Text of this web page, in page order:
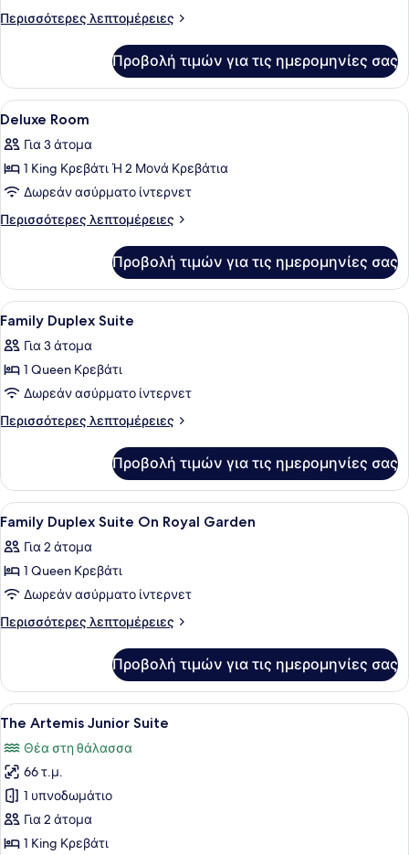
Garden
Περισσότερες λεπτομέρειες
Περισσότερες
Suite
on
Royal
Προβολή τιμών για τις ημερομηνίες σας
Προβολή
όλων
των
φωτογραφιών
για
Deluxe
Υποαλλεργικά
2
Deluxe Room
Για 3 άτομα
1 King Κρεβάτι Ή 2 Μονά Κρεβάτια
Δωρεάν ασύρματο ίντερνετ
Περισσότερες λεπτομέρειες
Περισσότερες
Room
Προβολή τιμών για τις ημερομηνίες σας
Προβολή
όλων
των
φωτογραφιών
για
Family
Υποαλλεργικά
3
Family Duplex Suite
Για 3 άτομα
1 Queen Κρεβάτι
Δωρεάν ασύρματο ίντερνετ
Περισσότερες λεπτομέρειες
Περισσότερες
Duplex
Suite
Προβολή τιμών για τις ημερομηνίες σας
Προβολή
όλων
των
φωτογραφιών
για
Family
On
Royal
Garden
Υποαλλεργικά
3
Family Duplex Suite On Royal Garden
Για 2 άτομα
1 Queen Κρεβάτι
Δωρεάν ασύρματο ίντερνετ
Περισσότερες λεπτομέρειες
Περισσότερες
Duplex
Suite
On
Garden
Προβολή τιμών για τις ημερομηνίες σας
Προβολή
όλων
των
φωτογραφιών
για
The
Artemis
Ένα δωμάτιο ξενοδοχείου με
4
The Artemis Junior Suite
Θέα στη θάλασσα
66 τ.μ.
1 υπνοδωμάτιο
Για 2 άτομα
1 King Κρεβάτι